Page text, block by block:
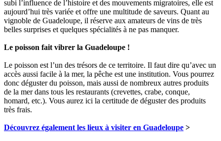
subi l’influence de l’histoire et des mouvements migratoires, elle est
aujourd’hui très variée et offre une multitude de saveurs. Quant au
vignoble de Guadeloupe, il réserve aux amateurs de vins de très
belles surprises et quelques spécialités à ne pas manquer.
Le poisson fait vibrer la Guadeloupe !
Le poisson est l’un des trésors de ce territoire. Il faut dire qu’avec un
accès aussi facile à la mer, la pêche est une institution. Vous pourrez
donc déguster du poisson, mais aussi de nombreux autres produits
de la mer dans tous les restaurants (crevettes, crabe, conque,
homard, etc.). Vous aurez ici la certitude de déguster des produits
très frais.
Découvrez également les lieux à visiter en Guadeloupe >